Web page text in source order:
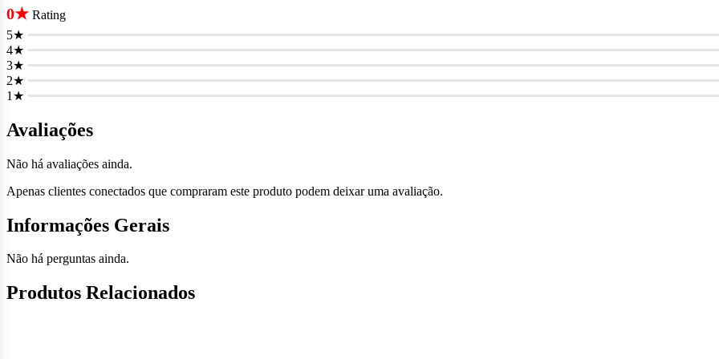
0★ Rating
5★
4★
3★
2★
1★
Avaliações
Não há avaliações ainda.
Apenas clientes conectados que compraram este produto podem deixar uma avaliação.
Informações Gerais
Não há perguntas ainda.
Produtos Relacionados